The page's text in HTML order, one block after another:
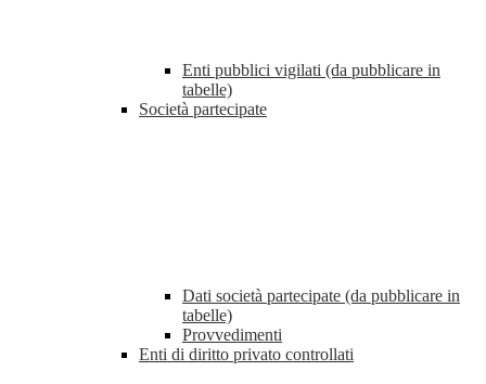
Enti pubblici vigilati (da pubblicare in
tabelle)
Società partecipate
Dati società partecipate (da pubblicare in
tabelle)
Provvedimenti
Enti di diritto privato controllati